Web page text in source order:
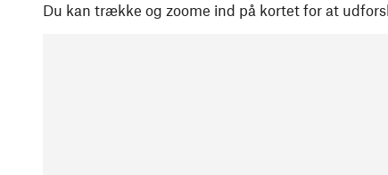
Du kan trække og zoome ind på kortet for at